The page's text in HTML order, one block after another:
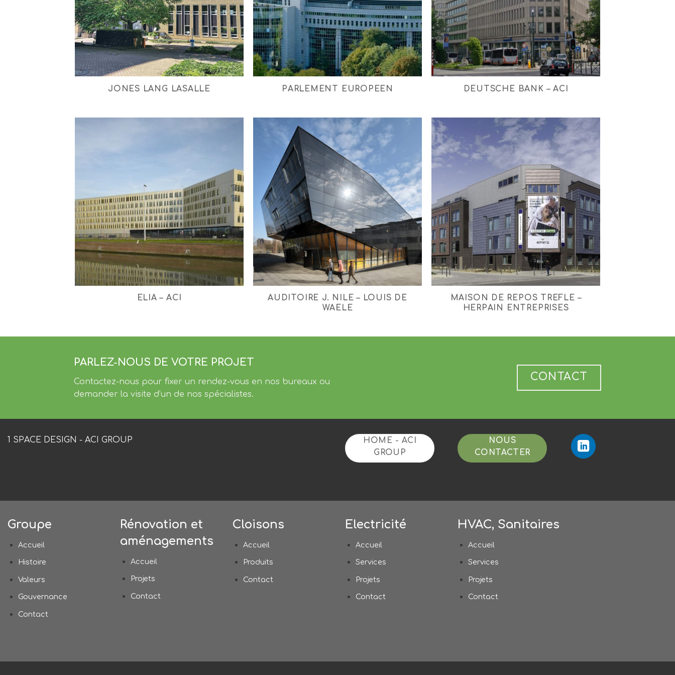
JONES LANG LASALLE PARLEMENT EUROPEEN DEUTSCHE BANK – ACI
ELIA – ACI
AUDITOIRE J. NILE – LOUIS DE
WAELE
MAISON DE REPOS TREFLE –
HERPAIN ENTREPRISES
PARLEZ-NOUS DE VOTRE PROJET
Contactez-nous pour fixer un rendez-vous en nos bureaux ou
demander la visite d’un de nos spécialistes.
CONTACT
1 SPACE DESIGN - ACI GROUP
HOME - ACI
GROUP
NOUS
CONTACTER
Groupe
Accueil
Histoire
Valeurs
Gouvernance
Contact
Rénovation et
aménagements
Accueil
Projets
Contact
Cloisons
Accueil
Produits
Contact
Electricité
Accueil
Services
Projets
Contact
HVAC, Sanitaires
Accueil
Services
Projets
Contact